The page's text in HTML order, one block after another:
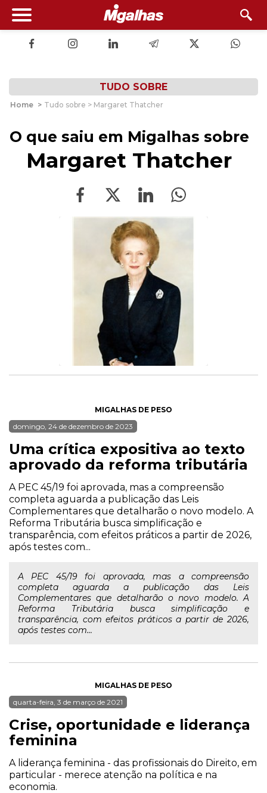
TUDO SOBRE
Home > Tudo sobre > Margaret Thatcher
O que saiu em Migalhas sobre
Margaret Thatcher
MIGALHAS DE PESO
domingo, 24 de dezembro de 2023
Uma crítica expositiva ao texto
aprovado da reforma tributária
A PEC 45/19 foi aprovada, mas a compreensão
completa aguarda a publicação das Leis
Complementares que detalharão o novo modelo. A
Reforma Tributária busca simplificação e
transparência, com efeitos práticos a partir de 2026,
após testes com...
A PEC 45/19 foi aprovada, mas a compreensão
completa aguarda a publicação das Leis
Complementares que detalharão o novo modelo. A
Reforma Tributária busca simplificação e
transparência, com efeitos práticos a partir de 2026,
após testes com...
MIGALHAS DE PESO
quarta-feira, 3 de março de 2021
Crise, oportunidade e liderança
feminina
A liderança feminina - das profissionais do Direito, em
particular - merece atenção na política e na
economia.